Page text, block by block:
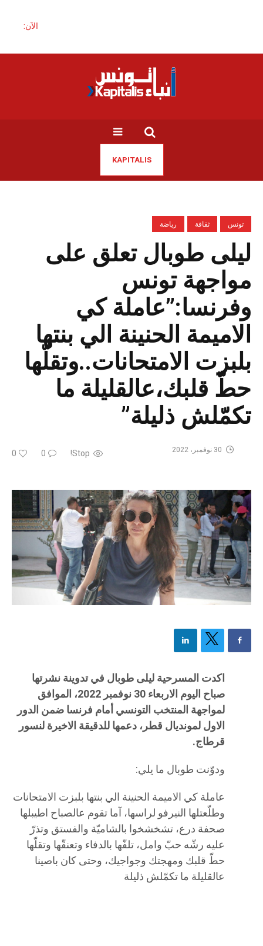
الآن:
KAPITALIS
تونس ثقافة رياضة
ليلى طوبال تعلق على
مواجهة تونس
وفرنسا:”عاملة كي
الاميمة الحنينة الي بنتها
بلبزت الامتحانات..وتقلّها
حطّ قلبك،عالقليلة ما
تكمّلش ذليلة”
Stop!
0
0 30 نوفمبر، 2022
اكدت المسرحية ليلى طوبال في تدوينة نشرتها
صباح اليوم الاربعاء 30 نوفمبر 2022، الموافق
لمواجهة المنتخب التونسي أمام فرنسا ضمن الدور
الاول لمونديال قطر، دعمها للدقيقة الاخيرة لنسور
قرطاج.
ودوّنت طوبال ما يلي:
عاملة كي الاميمة الحنينة الي بنتها بلبزت الامتحانات
وطلّعتلها النيرفو لراسها، آما تقوم عالصباح اطيبلها
صحفة درع، تشخشخوا بالشاميّة والفستق وتذرّ
عليه رشّه حبّ وامل، تلفّها بالدفاء وتعنقّها وتقلّها
حطّ قلبك ومهجتك وجواجيك، وحتى كان باصينا
عالقليلة ما تكمّلش ذليلة